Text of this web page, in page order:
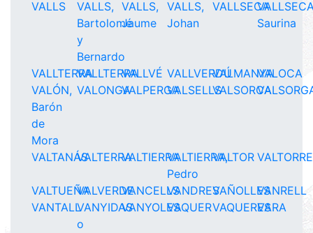
VALLS
VALLS,
Bartolomé
y
Bernardo
VALLS,
Jaume
VALLS,
Johan
VALLSECA
Saurina
VALLTERRAVALLTERRAVALLVÉ VALLVERDÚVALMANYAVALOCA
VALÓN,
Barón
de
Mora
VALONGAVALPERGAVALSELLSVALSORCA
VALTANÁSVALTERRAVALTIERRAVALTIERRA,
Pedro
VALTOR
VALTUEÑAVALVERDEVANCELLSVANDRESVAÑOLLESVANRELL
VANTALLVANYIDAS
o
VANYOLESVAQUERVAQUERESVARA